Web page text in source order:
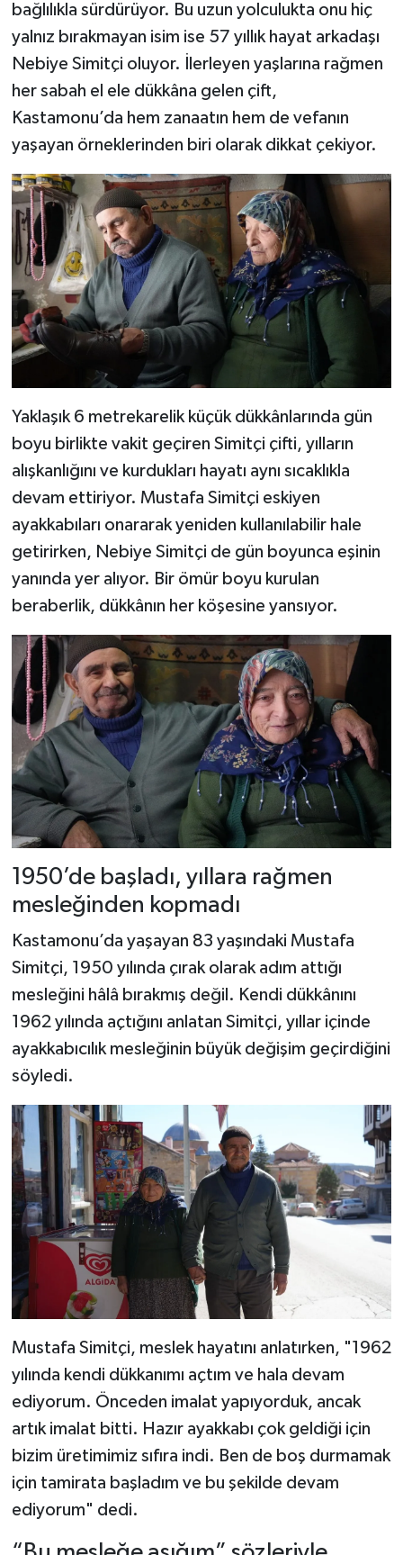
bağlılıkla sürdürüyor. Bu uzun yolculukta onu hiç
yalnız bırakmayan isim ise 57 yıllık hayat arkadaşı
Nebiye Simitçi oluyor. İlerleyen yaşlarına rağmen
her sabah el ele dükkâna gelen çift,
Kastamonu’da hem zanaatın hem de vefanın
yaşayan örneklerinden biri olarak dikkat çekiyor.
Yaklaşık 6 metrekarelik küçük dükkânlarında gün
boyu birlikte vakit geçiren Simitçi çifti, yılların
alışkanlığını ve kurdukları hayatı aynı sıcaklıkla
devam ettiriyor. Mustafa Simitçi eskiyen
ayakkabıları onararak yeniden kullanılabilir hale
getirirken, Nebiye Simitçi de gün boyunca eşinin
yanında yer alıyor. Bir ömür boyu kurulan
beraberlik, dükkânın her köşesine yansıyor.
1950’de başladı, yıllara rağmen
mesleğinden kopmadı
Kastamonu’da yaşayan 83 yaşındaki Mustafa
Simitçi, 1950 yılında çırak olarak adım attığı
mesleğini hâlâ bırakmış değil. Kendi dükkânını
1962 yılında açtığını anlatan Simitçi, yıllar içinde
ayakkabıcılık mesleğinin büyük değişim geçirdiğini
söyledi.
Mustafa Simitçi, meslek hayatını anlatırken, "1962
yılında kendi dükkanımı açtım ve hala devam
ediyorum. Önceden imalat yapıyorduk, ancak
artık imalat bitti. Hazır ayakkabı çok geldiği için
bizim üretimimiz sıfıra indi. Ben de boş durmamak
için tamirata başladım ve bu şekilde devam
ediyorum" dedi.
Seydiler Haberleri
Taşköprü Haberleri
Tosya Haberleri
Ulusal Haberler
Teknoloji Haberleri
Siyaset Haberleri
Dünya Haberleri
Haber Arşivi